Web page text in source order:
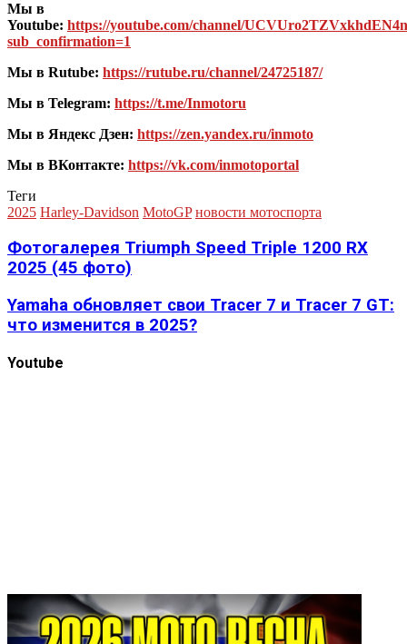
Мы в
Youtube: https://youtube.com/channel/
sub_confirmation=1
Мы в Rutube: https://rutube.ru/channel/24725187/
Мы в Telegram: https://t.me/Inmotoru
Мы в Яндекс Дзен: https://zen.yandex.ru/inmoto
Мы в ВКонтакте: https://vk.com/inmotoportal
Теги
2025 Harley-Davidson MotoGP новости мотоспорта
Фотогалерея Triumph Speed Triple 1200 RX
2025 (45 фото)
Yamaha обновляет свои Tracer 7 и Tracer 7 GT:
что изменится в 2025?
Youtube